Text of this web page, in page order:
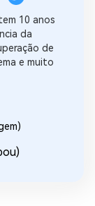
10 anos
da
de
e muito